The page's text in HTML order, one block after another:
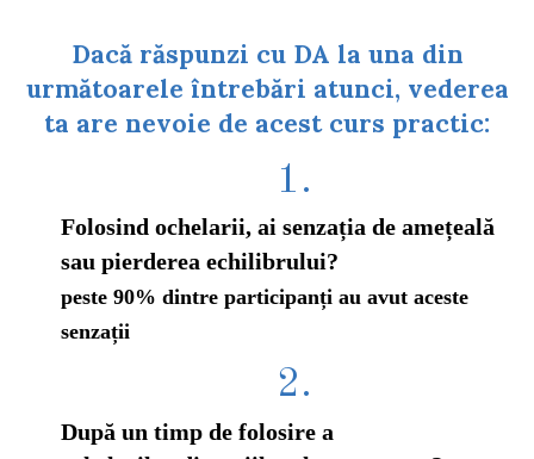
Dacă răspunzi cu DA la una din
următoarele întrebări atunci, vederea
ta are nevoie de acest curs practic:
1.
Folosind ochelarii, ai senzația de amețeală
sau pierderea echilibrului?
peste 90% dintre participanți au avut aceste
senzații
2.
După un timp de folosire a